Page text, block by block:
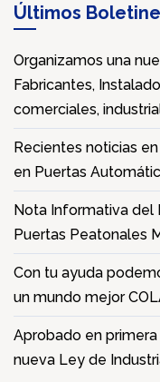
Últimos
Organizamos una
Fabricantes,
comerciales,
Recientes noticias
en Puertas
Nota Informativa del
Puertas Peatonales
Con tu ayuda
un mundo mejor
Aprobado en
nueva Ley de